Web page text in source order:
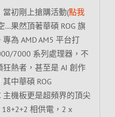
初剛上搶購活動(點我
…果然頂著華碩 ROG 旗
為 AMD AM5 平台打
7000 系列處理器，不
熱者，甚至是 AI 創作
中華碩 ROG
主機板更是超頻界的頂尖
相供電，2 x